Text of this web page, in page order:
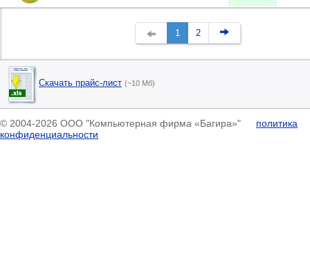
1 2
Скачать прайс-лист (~10 Мб)
© 2004-2026 ООО "Компьютерная фирма «Багира»" политика
конфиденциальности